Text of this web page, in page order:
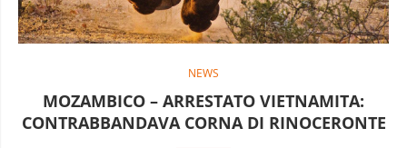
NEWS
MOZAMBICO – ARRESTATO VIETNAMITA:
CONTRABBANDAVA CORNA DI RINOCERONTE